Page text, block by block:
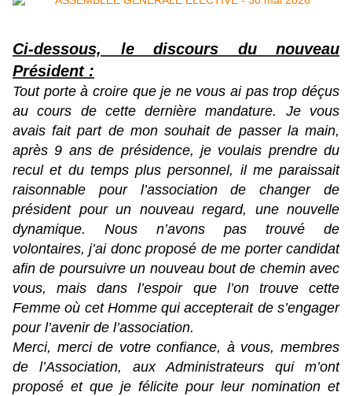
Ci-dessous, le discours du nouveau
Président :
Tout porte à croire que je ne vous ai pas trop déçus
au cours de cette dernière mandature. Je vous
avais fait part de mon souhait de passer la main,
après 9 ans de présidence, je voulais prendre du
recul et du temps plus personnel, il me paraissait
raisonnable pour l’association de changer de
président pour un nouveau regard, une nouvelle
dynamique. Nous n’avons pas trouvé de
volontaires, j’ai donc proposé de me porter candidat
afin de poursuivre un nouveau bout de chemin avec
vous, mais dans l’espoir que l’on trouve cette
Femme où cet Homme qui accepterait de s’engager
pour l’avenir de l’association.
Merci, merci de votre confiance, à vous, membres
de l’Association, aux Administrateurs qui m’ont
proposé et que je félicite pour leur nomination et